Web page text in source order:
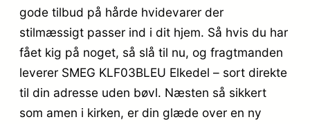
gode tilbud på hårde hvidevarer der
stilmæssigt passer ind i dit hjem. Så hvis du har
fået kig på noget, så slå til nu, og fragtmanden
leverer SMEG KLF03BLEU Elkedel – sort direkte
til din adresse uden bøvl. Næsten så sikkert
som amen i kirken, er din glæde over en ny